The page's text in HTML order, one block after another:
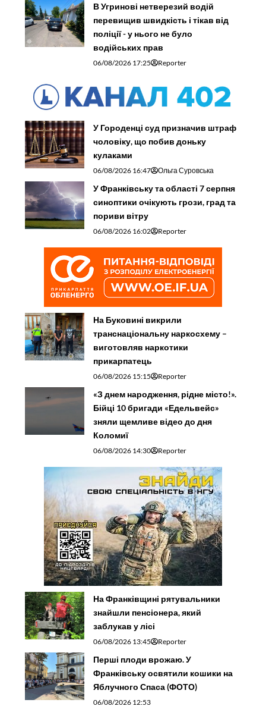
В Угринові нетверезий водій
перевищив швидкість і тікав від
поліції - у нього не було
водійських прав
06/08/2026 17:25 Reporter
У Городенці суд призначив штраф
чоловіку, що побив доньку
кулаками
06/08/2026 16:47 Ольга Суровська
У Франківську та області 7 серпня
синоптики очікують грози, град та
пориви вітру
06/08/2026 16:02 Reporter
На Буковині викрили
транснаціональну наркосхему –
виготовляв наркотики
прикарпатець
06/08/2026 15:15 Reporter
«З днем народження, рідне місто!».
Бійці 10 бригади «Едельвейс»
зняли щемливе відео до дня
Коломиї
06/08/2026 14:30 Reporter
На Франківщині рятувальники
знайшли пенсіонера, який
заблукав у лісі
06/08/2026 13:45 Reporter
Перші плоди врожаю. У
Франківську освятили кошики на
Яблучного Спаса (ФОТО)
06/08/2026 12:53